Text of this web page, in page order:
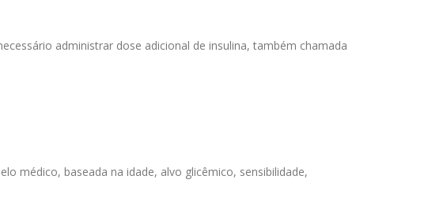
administrar dose adicional de insulina, também chamada
médico, baseada na idade, alvo glicêmico, sensibilidade,